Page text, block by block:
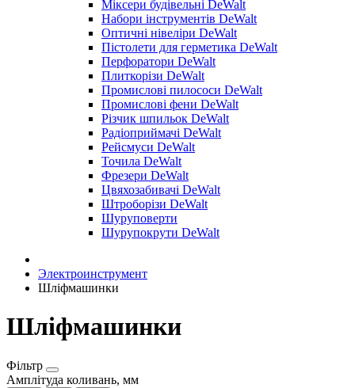
Міксери будівельні DeWalt
Набори інструментів DeWalt
Оптичні нівеліри DeWalt
Пістолети для герметика DeWalt
Перфоратори DeWalt
Плиткорізи DeWalt
Промислові пилососи DeWalt
Промислові фени DeWalt
Різчик шпильок DeWalt
Радіоприймачі DeWalt
Рейсмуси DeWalt
Точила DeWalt
Фрезери DeWalt
Цвяхозабивачі DeWalt
Штроборізи DeWalt
Шуруповерти
Шурупокрути DeWalt
Электроинструмент
Шліфмашинки
Шліфмашинки
Фільтр
Амплітуда коливань, мм